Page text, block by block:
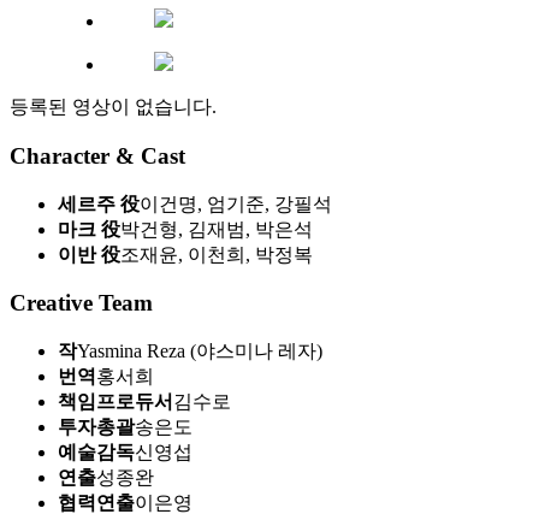
등록된 영상이 없습니다.
Character & Cast
세르주 役이건명, 엄기준, 강필석
마크 役박건형, 김재범, 박은석
이반 役조재윤, 이천희, 박정복
Creative Team
작Yasmina Reza (야스미나 레자)
번역홍서희
책임프로듀서 김수로
투자총괄송은도
예술감독신영섭
연출성종완
협력연출이은영